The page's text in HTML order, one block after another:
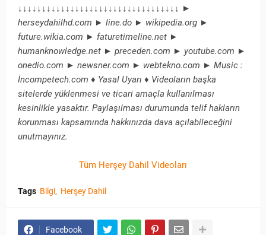
↓↓↓↓↓↓↓↓↓↓↓↓↓↓↓↓↓↓↓↓↓↓↓↓↓↓↓↓↓↓↓↓↓↓ ►
herseydahilhd.com ► line.do ► wikipedia.org ►
future.wikia.com ► faturetimeline.net ►
humanknowledge.net ► preceden.com ► youtube.com ►
onedio.com ► newsner.com ► webtekno.com ► Music :
İncompetech.com ♦ Yasal Uyarı ♦ Videoların başka
sitelerde yüklenmesi ve ticari amaçla kullanılması
kesinlikle yasaktır. Paylaşılması durumunda telif hakların
korunması kapsamında hakkınızda dava açılabileceğini
unutmayınız.
Tüm Herşey Dahil Videoları
Tags Bilgi Herşey Dahil
Facebook